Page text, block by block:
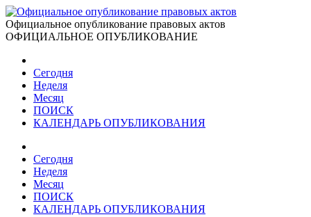
Официальное опубликование правовых актов
ОФИЦИАЛЬНОЕ ОПУБЛИКОВАНИЕ
Сегодня
Неделя
Месяц
ПОИСК
КАЛЕНДАРЬ ОПУБЛИКОВАНИЯ
Сегодня
Неделя
Месяц
ПОИСК
КАЛЕНДАРЬ ОПУБЛИКОВАНИЯ